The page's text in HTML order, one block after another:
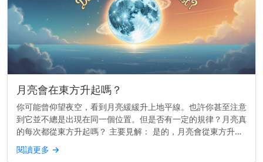
月亮會在東方升起嗎？
你可能曾仰望夜空，看到月亮緩緩升上地平線。也許你甚至注意
到它並不總是出現在同一個位置。但是否有一定的規律？月亮真
的每次都從東方升起嗎？ 主要見解： 是的，月亮會從東方升起
——或非常接近東方——就像太陽一樣。 為什麼月亮會跟隨東
方 這一切都與...
閱讀更多 →